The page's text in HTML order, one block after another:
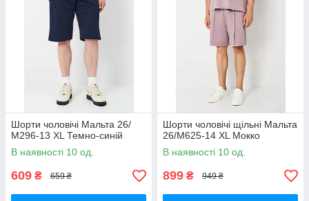
Шорти чоловічі Мальта 26/
М296-13 XL Темно-синій
В наявності 10 од.
609 ₴ 659 ₴
Шорти чоловічі щільні Мальта
26/М625-14 XL Мокко
В наявності 10 од.
899 ₴ 949 ₴